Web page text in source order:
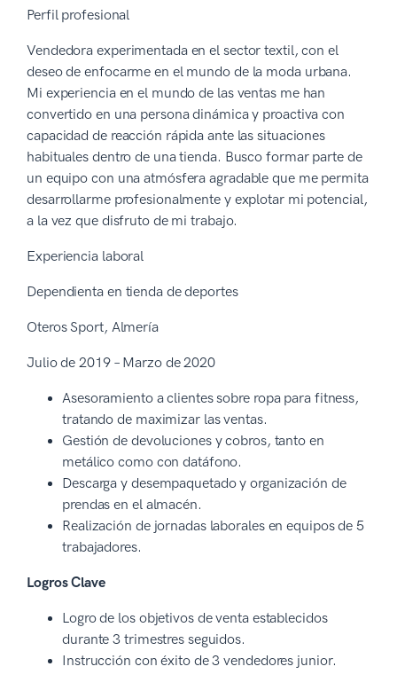
Perfil profesional
Vendedora experimentada en el sector textil, con el
deseo de enfocarme en el mundo de la moda urbana.
Mi experiencia en el mundo de las ventas me han
convertido en una persona dinámica y proactiva con
capacidad de reacción rápida ante las situaciones
habituales dentro de una tienda. Busco formar parte de
un equipo con una atmósfera agradable que me permita
desarrollarme profesionalmente y explotar mi potencial,
a la vez que disfruto de mi trabajo.
Experiencia laboral
Dependienta en tienda de deportes
Oteros Sport, Almería
Julio de 2019 – Marzo de 2020
Asesoramiento a clientes sobre ropa para fitness,
tratando de maximizar las ventas.
Gestión de devoluciones y cobros, tanto en
metálico como con datáfono.
Descarga y desempaquetado y organización de
prendas en el almacén.
Realización de jornadas laborales en equipos de 5
trabajadores.
Logros Clave
Logro de los objetivos de venta establecidos
durante 3 trimestres seguidos.
Instrucción con éxito de 3 vendedores junior.